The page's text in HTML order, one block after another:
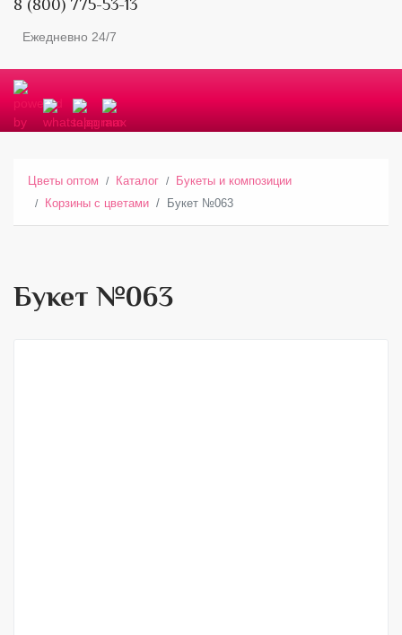
8 (800) 775-53-13
Ежедневно 24/7
Цветы оптом Каталог
Букеты и композиции
Корзины с цветами
Букет №063
Букет №063